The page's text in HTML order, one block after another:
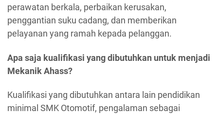
perawatan berkala, perbaikan kerusakan,
penggantian suku cadang, dan memberikan
pelayanan yang ramah kepada pelanggan.
Apa saja kualifikasi yang dibutuhkan untuk menjadi
Mekanik Ahass?
Kualifikasi yang dibutuhkan antara lain pendidikan
minimal SMK Otomotif, pengalaman sebagai